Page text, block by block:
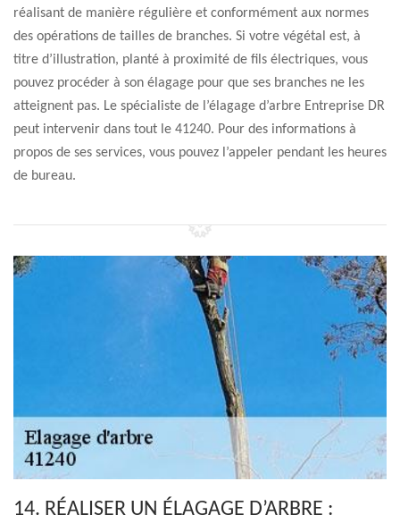
réalisant de manière régulière et conformément aux normes
des opérations de tailles de branches. Si votre végétal est, à
titre d’illustration, planté à proximité de fils électriques, vous
pouvez procéder à son élagage pour que ses branches ne les
atteignent pas. Le spécialiste de l’élagage d’arbre Entreprise DR
peut intervenir dans tout le 41240. Pour des informations à
propos de ses services, vous pouvez l’appeler pendant les heures
de bureau.
14. RÉALISER UN ÉLAGAGE D’ARBRE :